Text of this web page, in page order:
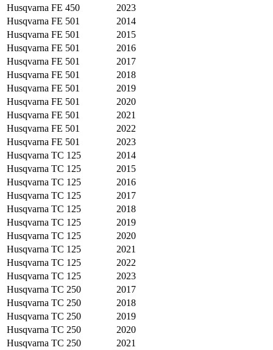
Husqvarna FE 450
2023
Husqvarna FE 501
2014
Husqvarna FE 501
2015
Husqvarna FE 501
2016
Husqvarna FE 501
2017
Husqvarna FE 501
2018
Husqvarna FE 501
2019
Husqvarna FE 501
2020
Husqvarna FE 501
2021
Husqvarna FE 501
2022
Husqvarna FE 501
2023
Husqvarna TC 125
2014
Husqvarna TC 125
2015
Husqvarna TC 125
2016
Husqvarna TC 125
2017
Husqvarna TC 125
2018
Husqvarna TC 125
2019
Husqvarna TC 125
2020
Husqvarna TC 125
2021
Husqvarna TC 125
2022
Husqvarna TC 125
2023
Husqvarna TC 250
2017
Husqvarna TC 250
2018
Husqvarna TC 250
2019
Husqvarna TC 250
2020
Husqvarna TC 250
2021